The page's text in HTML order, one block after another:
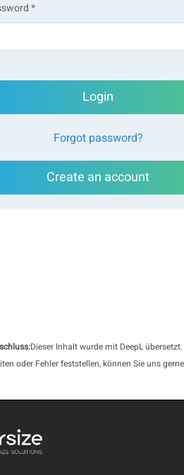
*
Login
Forgot password?
Create an account
Dieser Inhalt wurde mit DeepL
oder Fehler feststellen, können Sie uns